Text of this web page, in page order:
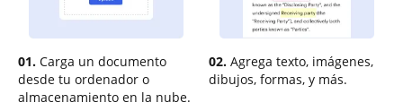
01. Carga un documento
desde tu ordenador o
almacenamiento en la nube.
02. Agrega texto, imágenes,
dibujos, formas, y más.